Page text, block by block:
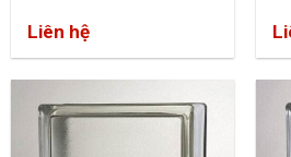
Liên hệ